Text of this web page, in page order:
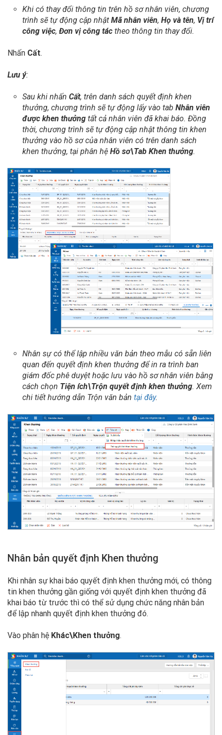
Khi có thay đổi thông tin trên hồ sơ nhân viên, chương
trình sẽ tự động cập nhật Mã nhân viên, Họ và tên, Vị trí
công việc, Đơn vị công tác theo thông tin thay đổi.
Nhấn Cất.
Lưu ý:
Sau khi nhấn Cất, trên danh sách quyết định khen
thưởng, chương trình sẽ tự động lấy vào tab Nhân viên
được khen thưởng tất cả nhân viên đã khai báo. Đồng
thời, chương trình sẽ tự động cập nhật thông tin khen
thưởng vào hồ sơ của nhân viên có trên danh sách
khen thưởng, tại phân hệ Hồ sơ\Tab Khen thưởng.
Nhân sự có thể lập nhiều văn bản theo mẫu có sẵn liên
quan đến quyết định khen thưởng để in ra trình ban
giám đốc phê duyệt hoặc lưu vào hồ sơ nhân viên bằng
cách chọn Tiện ích\Trộn quyết định khen thưởng. Xem
chi tiết hướng dẫn Trộn văn bản tại đây.
Nhân bản quyết định Khen thưởng
Khi nhân sự khai báo quyết định khen thưởng mới, có thông
tin khen thưởng gần giống với quyết định khen thưởng đã
khai báo từ trước thì có thể sử dụng chức năng nhân bản
để lập nhanh quyết định khen thưởng đó.
Vào phân hệ Khác\Khen thưởng.